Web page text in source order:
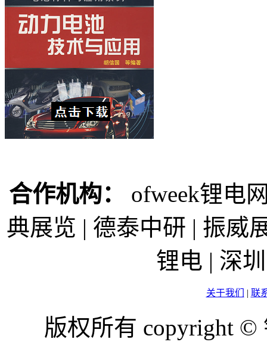
合作机构：
ofweek锂电
典展览 | 德泰中研 | 振威
锂电 | 深
关于我们 | 联
版权所有 copyright